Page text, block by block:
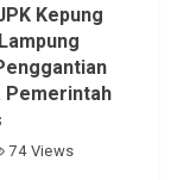
Kepung
Pemerintah
74 Views